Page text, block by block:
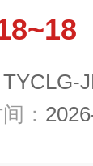
TYCLG-
：